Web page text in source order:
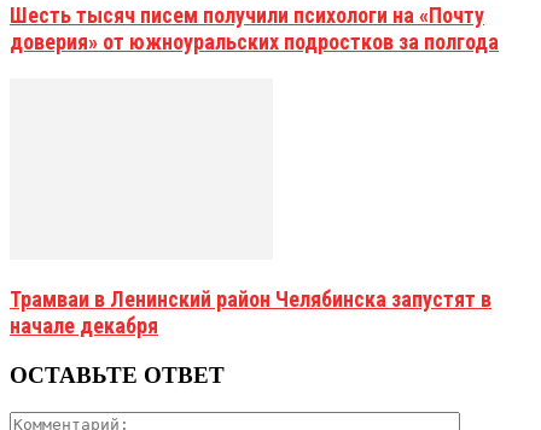
Шесть тысяч писем получили психологи на «Почту
доверия» от южноуральских подростков за полгода
Трамваи в Ленинский район Челябинска запустят в
начале декабря
ОСТАВЬТЕ ОТВЕТ